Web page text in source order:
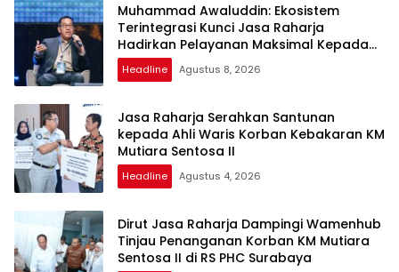
Muhammad Awaluddin: Ekosistem
Terintegrasi Kunci Jasa Raharja
Hadirkan Pelayanan Maksimal Kepada
Masyarakat
Headline Agustus 8, 2026
Jasa Raharja Serahkan Santunan
kepada Ahli Waris Korban Kebakaran KM
Mutiara Sentosa II
Headline Agustus 4, 2026
Dirut Jasa Raharja Dampingi Wamenhub
Tinjau Penanganan Korban KM Mutiara
Sentosa II di RS PHC Surabaya